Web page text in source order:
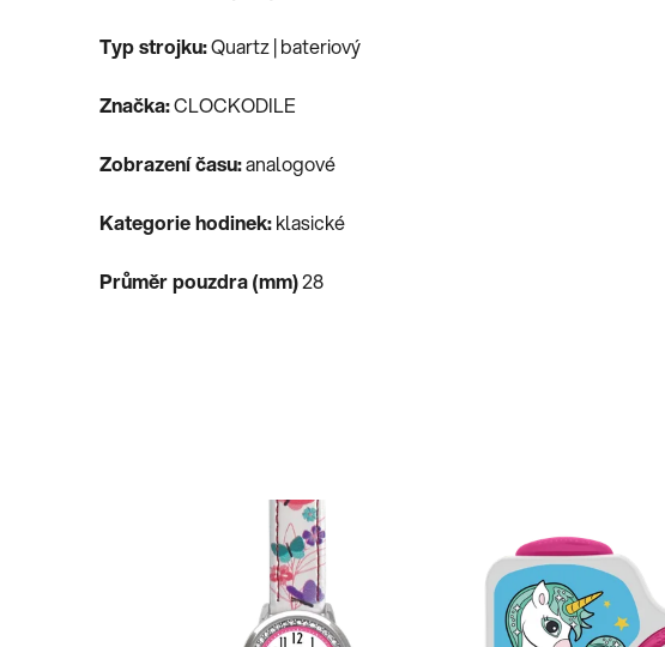
Typ strojku:Quartz | bateriový
Značka:CLOCKODILE
Zobrazení času:analogové
Kategorie hodinek:klasické
Průměr pouzdra (mm)28